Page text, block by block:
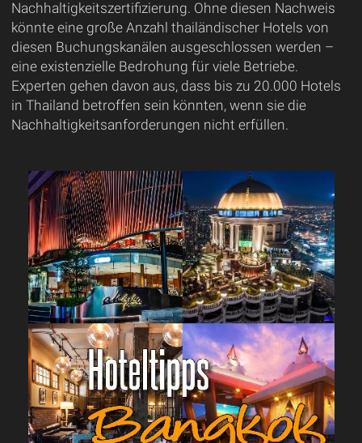
Nachhaltigkeitszertifizierung. Ohne diesen Nachweis
könnte eine große Anzahl thailändischer Hotels von
diesen Buchungskanälen ausgeschlossen werden –
eine existenzielle Bedrohung für viele Betriebe.
Experten gehen davon aus, dass bis zu 20.000 Hotels
in Thailand betroffen sein könnten, wenn sie die
Nachhaltigkeitsanforderungen nicht erfüllen.